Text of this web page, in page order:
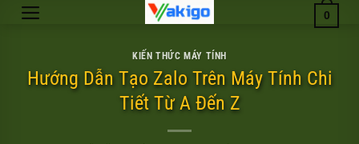
Chuyển
dung
0
KIẾN THỨC MÁY TÍNH
Hướng Dẫn Tạo Zalo Trên Máy Tính Chi
Tiết Từ A Đến Z